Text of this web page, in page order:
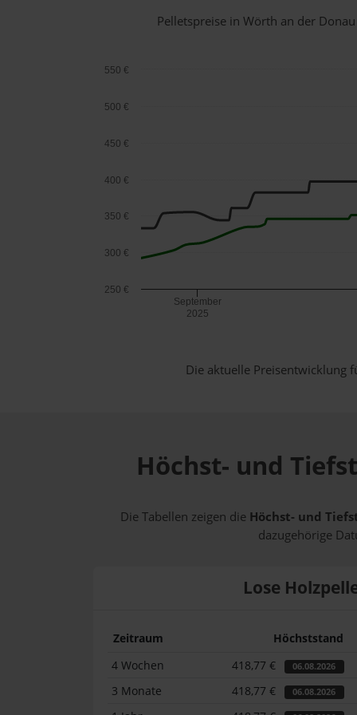
Pelletspreise in Wörth an der
September
2025
250 €
300 €
350 €
400 €
450 €
500 €
550 €
Die aktuelle Preisentwicklung
Höchst- und
Die Tabellen zeigen die Höchst- und
dazugehörige
Lose
Zeitraum Höchststand
4 Wochen
418,77 € 06.08.2026
3 Monate 418,77 € 06.08.2026